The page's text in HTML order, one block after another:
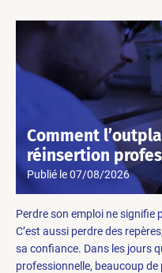
Comment
réinsertion
Publié le07/08/2026
Perdre son emploi ne signifie
C’est aussi perdre des
sa confiance. Dans les jours
professionnelle, beaucoup